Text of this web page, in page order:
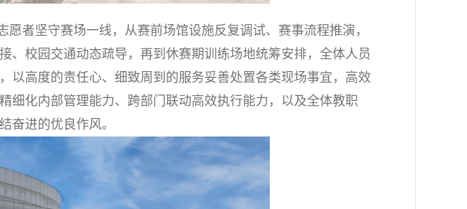
者坚守赛场一线，从赛前场馆设施反复调试、赛事流程推演，
、校园交通动态疏导，再到休赛期训练场地统筹安排，全体人员
以高度的责任心、细致周到的服务妥善处置各类现场事宜，高效
细化内部管理能力、跨部门联动高效执行能力，以及全体教职
奋进的优良作风。